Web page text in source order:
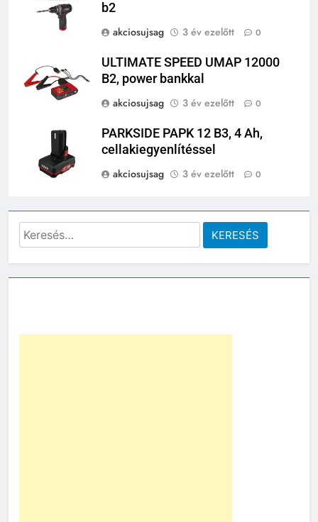
b2
akciosujsag
3 év ezelőtt 0
ULTIMATE SPEED UMAP 12000
B2, power bankkal
akciosujsag
3 év ezelőtt 0
PARKSIDE PAPK 12 B3, 4 Ah,
cellakiegyenlítéssel
akciosujsag
3 év ezelőtt 0
Keresés: